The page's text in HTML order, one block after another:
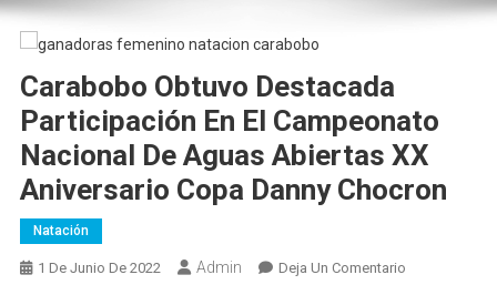
Carabobo Obtuvo Destacada
Participación En El Campeonato
Nacional De Aguas Abiertas XX
Aniversario Copa Danny Chocron
Natación
1 De Junio De 2022 Admin Deja Un ComentarioEn